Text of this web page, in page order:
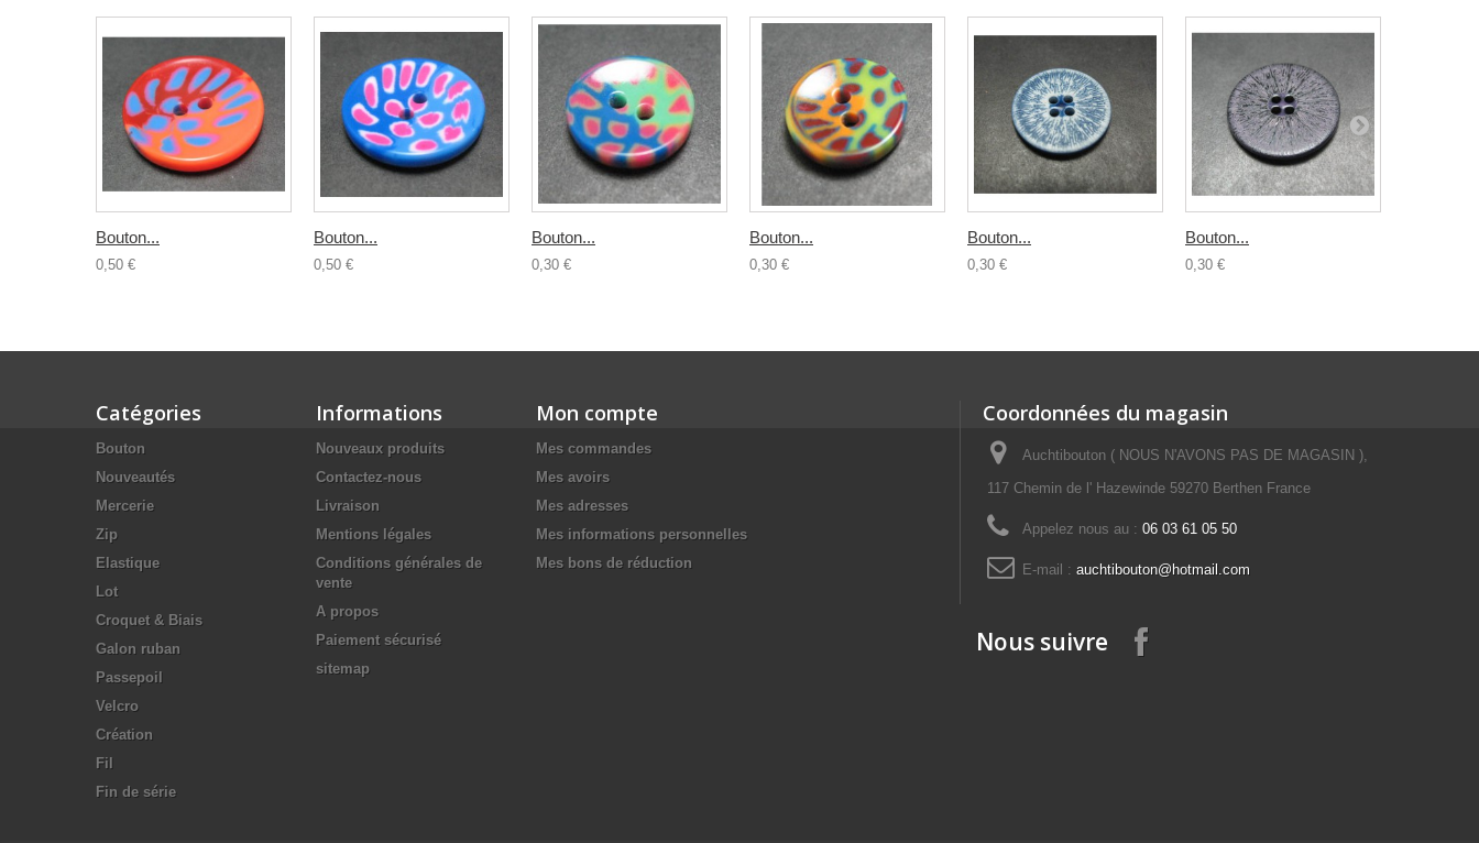
Bouton...
0,50 €
Bouton...
0,50 €
Bouton...
0,30 €
Bouton...
0,30 €
Bouton...
0,30 €
Bouton...
0,30 €
Catégories
Bouton
Nouveautés
Mercerie
Zip
Elastique
Lot
Croquet & Biais
Galon ruban
Passepoil
Velcro
Création
Fil
Fin de série
Informations
Nouveaux produits
Contactez-nous
Livraison
Mentions légales
Conditions générales de
vente
A propos
Paiement sécurisé
sitemap
Mon compte
Mes commandes
Mes avoirs
Mes adresses
Mes informations personnelles
Mes bons de réduction
Coordonnées du magasin
Auchtibouton ( NOUS N'AVONS PAS DE MAGASIN ),
117 Chemin de l' Hazewinde 59270 Berthen France
Appelez nous au : 06 03 61 05 50
E-mail : auchtibouton@hotmail.com
Nous suivre